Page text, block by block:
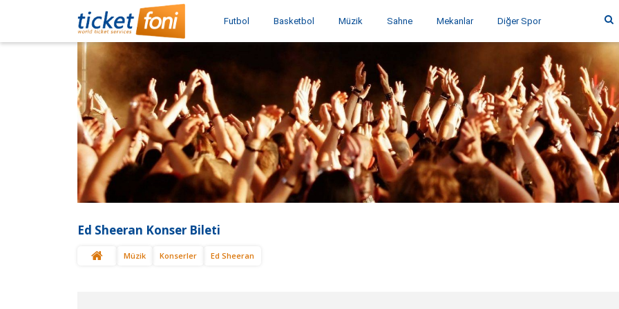
Futbol Basketbol Müzik Sahne Mekanlar Diğer Spor
Ed Sheeran Konser Bileti
Müzik Konserler Ed Sheeran